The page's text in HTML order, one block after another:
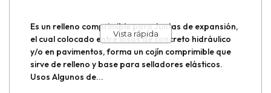
Grouteo de bases y equipos
Impermeabilizantes
Vista rápida
Es un relleno comprimible para Juntas de expansión,
el cual colocado entre losas de concreto hidráulico
y/o en pavimentos, forma un cojín comprimible que
sirve de relleno y base para selladores elásticos.
Usos Algunos de...